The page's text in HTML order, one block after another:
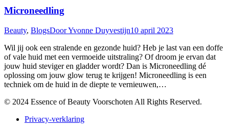
Microneedling
Beauty, BlogsDoorYvonne Duyvestijn10 april 2023
Wil jij ook een stralende en gezonde huid? Heb je last van een doffe
of vale huid met een vermoeide uitstraling? Of droom je ervan dat
jouw huid steviger en gladder wordt? Dan is Microneedling dé
oplossing om jouw glow terug te krijgen! Microneedling is een
techniek om de huid in de diepte te vernieuwen,…
© 2024 Essence of Beauty Voorschoten All Rights Reserved.
Privacy-verklaring